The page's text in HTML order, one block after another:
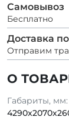
О
Габариты, мм:
Самовывоз
Бесплатно
Доставка
Отправим